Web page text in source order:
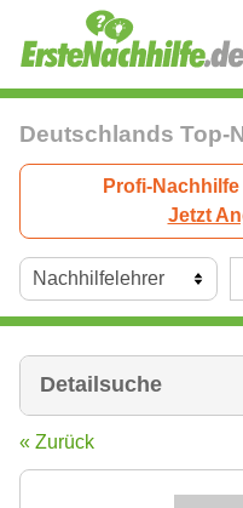
Deutschlands Top-
Profi-
Jetzt
Detailsuche
« Zurück